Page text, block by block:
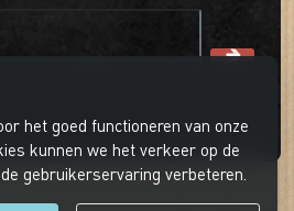
het goed functioneren van onze
kunnen we het verkeer op de
gebruikerservaring verbeteren.